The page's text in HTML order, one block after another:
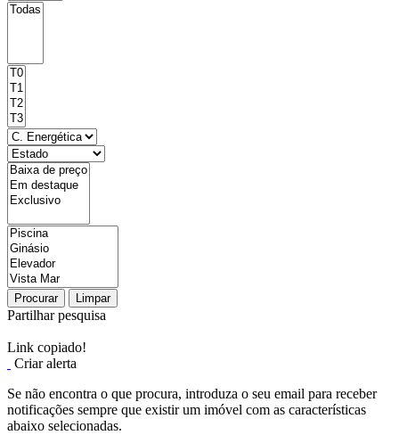
Procurar Limpar
Partilhar pesquisa
Link copiado!
Criar alerta
Se não encontra o que procura, introduza o seu email para receber
notificações sempre que existir um imóvel com as características
abaixo selecionadas.